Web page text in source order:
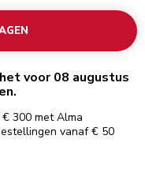
voor 08 augustus
300 met Alma
vanaf € 50